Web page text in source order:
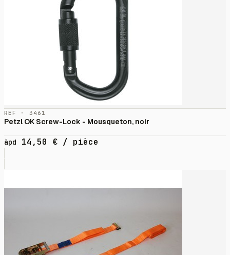
RÉF · 3461
Petzl OK Screw-Lock - Mousqueton, noir
àpd 14,50 € / pièce